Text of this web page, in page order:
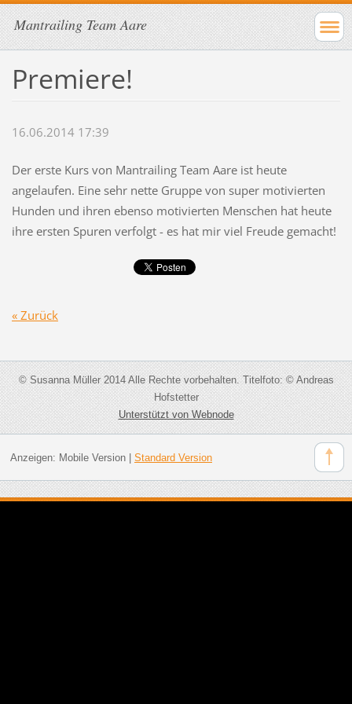
Mantrailing Team Aare
Premiere!
16.06.2014 17:39
Der erste Kurs von Mantrailing Team Aare ist heute
angelaufen. Eine sehr nette Gruppe von super motivierten
Hunden und ihren ebenso motivierten Menschen hat heute
ihre ersten Spuren verfolgt - es hat mir viel Freude gemacht!
« Zurück
© Susanna Müller 2014 Alle Rechte vorbehalten. Titelfoto: © Andreas
Hofstetter
Unterstützt von Webnode
Anzeigen: Mobile Version| Standard Version